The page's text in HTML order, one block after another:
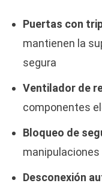
Puertas con
mantienen la
segura
Ventilador de
componentes
Bloqueo de
Desconexión